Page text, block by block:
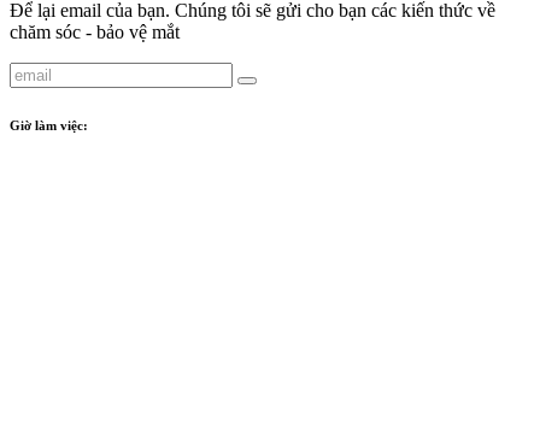
Để lại email của bạn. Chúng tôi sẽ gửi cho bạn các kiến thức về
chăm sóc - bảo vệ mắt
Giờ làm việc: